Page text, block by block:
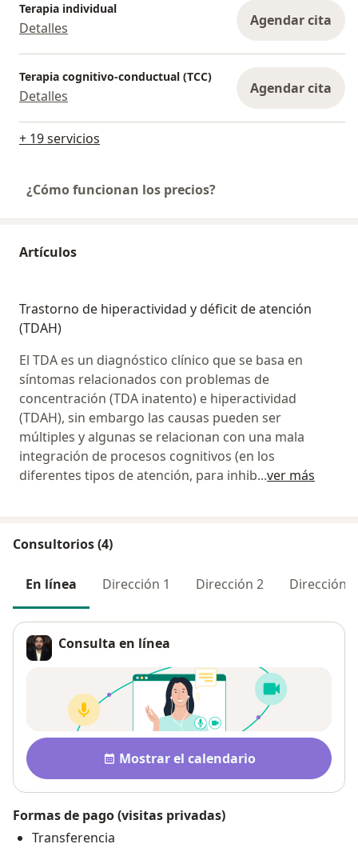
Terapia individual
Detalles Agendar cita
Terapia cognitivo-conductual (TCC)
Detalles Agendar cita
+ 19 servicios
¿Cómo funcionan los precios?
Artículos
Trastorno de hiperactividad y déficit de atención
(TDAH)
El TDA es un diagnóstico clínico que se basa en
síntomas relacionados con problemas de
concentración (TDA inatento) e hiperactividad
(TDAH), sin embargo las causas pueden ser
múltiples y algunas se relacionan con una mala
integración de procesos cognitivos (en los
diferentes tipos de atención, para inhib...ver más
Consultorios (4)
En línea Dirección 1 Dirección 2 Dirección 3
Consulta en línea
Disponibilidad
Mostrar el calendario
Formas de pago (visitas privadas)
Transferencia